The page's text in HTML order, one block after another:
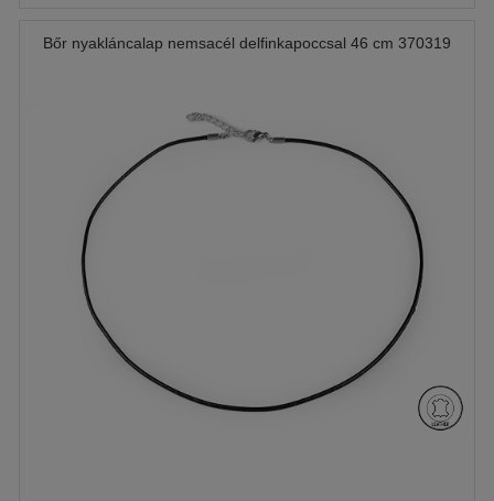
Bőr nyakláncalap nemsacél delfinkapoccsal 46 cm 370319